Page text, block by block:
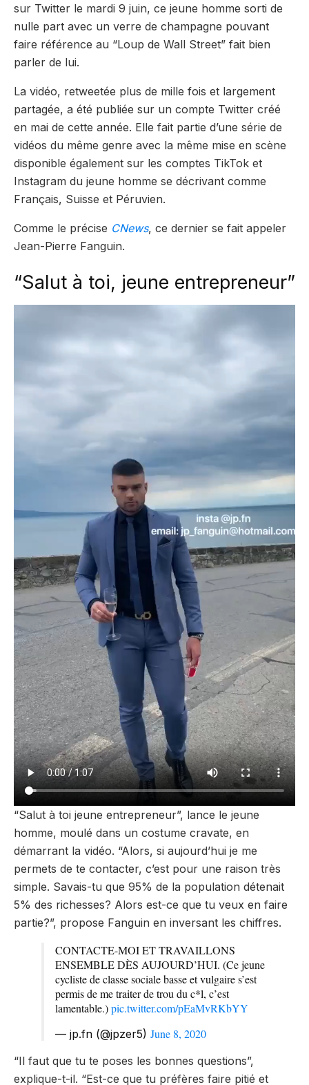
sur Twitter le mardi 9 juin, ce jeune homme sorti de
nulle part avec un verre de champagne pouvant
faire référence au “Loup de Wall Street” fait bien
parler de lui.
La vidéo, retweetée plus de mille fois et largement
partagée, a été publiée sur un compte Twitter créé
en mai de cette année. Elle fait partie d’une série de
vidéos du même genre avec la même mise en scène
disponible également sur les comptes TikTok et
Instagram du jeune homme se décrivant comme
Français, Suisse et Péruvien.
Comme le précise CNews, ce dernier se fait appeler
Jean-Pierre Fanguin.
“Salut à toi, jeune entrepreneur”
“Salut à toi jeune entrepreneur”, lance le jeune
homme, moulé dans un costume cravate, en
démarrant la vidéo. “Alors, si aujourd’hui je me
permets de te contacter, c’est pour une raison très
simple. Savais-tu que 95% de la population détenait
5% des richesses? Alors est-ce que tu veux en faire
partie?”, propose Fanguin en inversant les chiffres.
CONTACTE-MOI ET TRAVAILLONS
ENSEMBLE DÈS AUJOURD’HUI. (Ce jeune
cycliste de classe sociale basse et vulgaire s’est
permis de me traiter de trou du c*l, c’est
lamentable.)pic.twitter.com/pEaMvRKbYY
— jp.fn (@jpzer5) June 8, 2020
“Il faut que tu te poses les bonnes questions”,
explique-t-il. “Est-ce que tu préfères faire pitié et